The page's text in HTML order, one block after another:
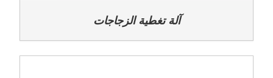
آلة تغطية الزجاجات